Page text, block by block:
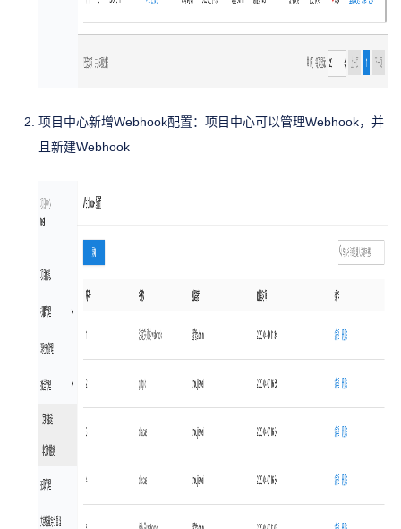
项目中心新增Webhook配置：项目中心可以管理Webhook，并
且新建Webhook